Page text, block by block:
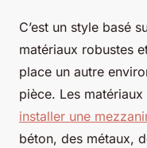
C’est un style basé
matériaux robustes
place un autre
pièce. Les
installer une
béton, des métaux,